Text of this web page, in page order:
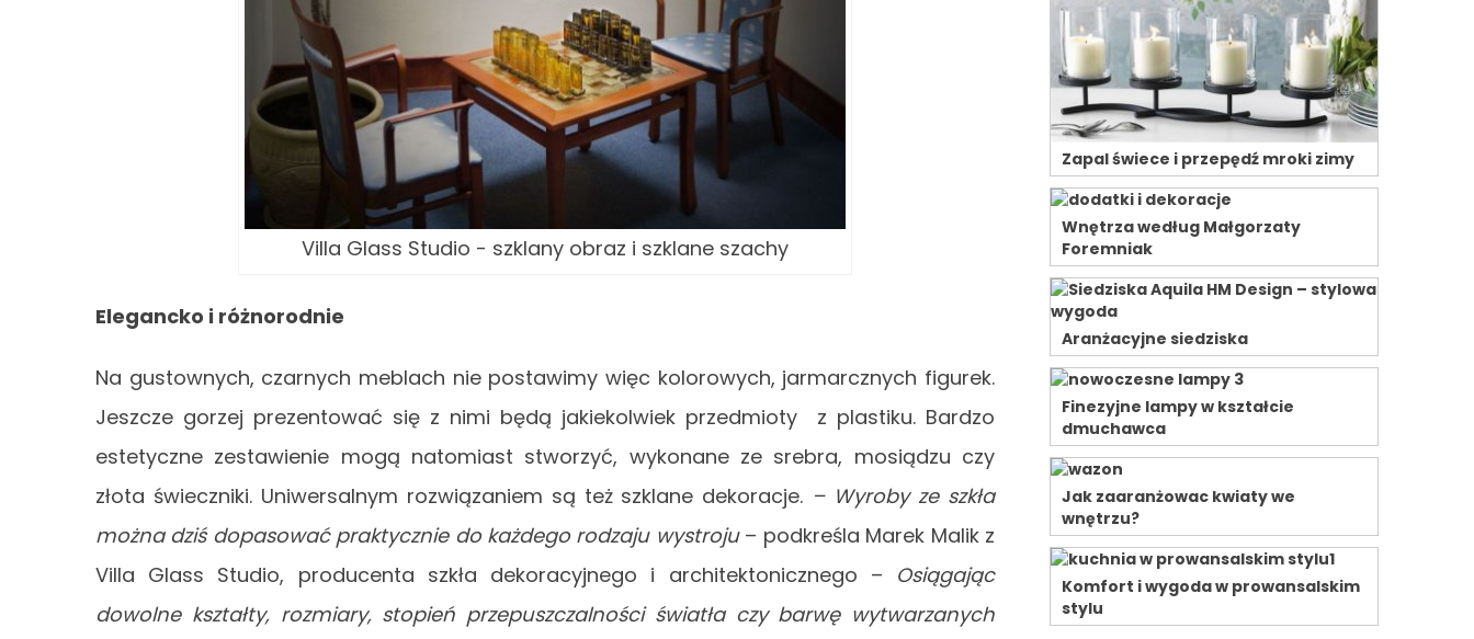
Villa Glass Studio - szklany obraz i szklane szachy
Elegancko i różnorodnie
Na gustownych, czarnych meblach nie postawimy więc kolorowych, jarmarcznych figurek.
Jeszcze gorzej prezentować się z nimi będą jakiekolwiek przedmioty z plastiku. Bardzo
estetyczne zestawienie mogą natomiast stworzyć, wykonane ze srebra, mosiądzu czy
złota świeczniki. Uniwersalnym rozwiązaniem są też szklane dekoracje. – Wyroby ze szkła
można dziś dopasować praktycznie do każdego rodzaju wystroju– podkreśla Marek Malik z
Villa Glass Studio, producenta szkła dekoracyjnego i architektonicznego – Osiągając
dowolne kształty, rozmiary, stopień przepuszczalności światła czy barwę wytwarzanych
Zapal świece i przepędź mroki zimy
Wnętrza według Małgorzaty
Foremniak
Aranżacyjne siedziska
Finezyjne lampy w kształcie
dmuchawca
Jak zaaranżowac kwiaty we
wnętrzu?
Komfort i wygoda w prowansalskim
stylu